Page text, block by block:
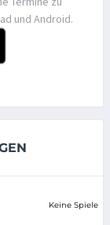
und Android.
Keine Spiele